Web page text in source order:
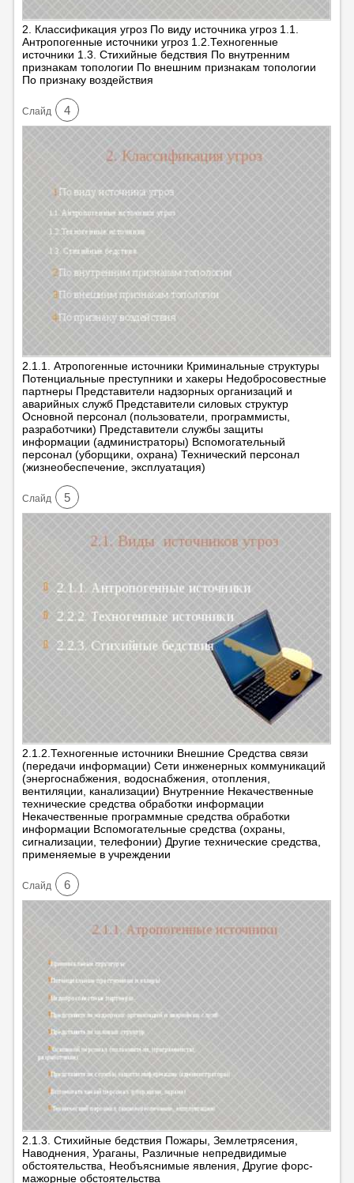
2. Классификация угроз По виду источника угроз 1.1.
Антропогенные источники угроз 1.2.Техногенные
источники 1.3. Стихийные бедствия По внутренним
признакам топологии По внешним признакам топологии
По признаку воздействия
Cлайд 4
2.1.1. Атропогенные источники Криминальные структуры
Потенциальные преступники и хакеры Недобросовестные
партнеры Представители надзорных организаций и
аварийных служб Представители силовых структур
Основной персонал (пользователи, программисты,
разработчики) Представители службы защиты
информации (администраторы) Вспомогательный
персонал (уборщики, охрана) Технический персонал
(жизнеобеспечение, эксплуатация)
Cлайд 5
2.1.2.Техногенные источники Внешние Средства связи
(передачи информации) Сети инженерных коммуникаций
(энергоснабжения, водоснабжения, отопления,
вентиляции, канализации) Внутренние Некачественные
технические средства обработки информации
Некачественные программные средства обработки
информации Вспомогательные средства (охраны,
сигнализации, телефонии) Другие технические средства,
применяемые в учреждении
Cлайд 6
2.1.3. Стихийные бедствия Пожары, Землетрясения,
Наводнения, Ураганы, Различные непредвидимые
обстоятельства, Необъяснимые явления, Другие форс-
мажорные обстоятельства